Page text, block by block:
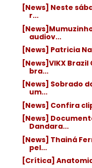
[News] Neste
r...
audiov...
[News] Patricia
[News]VIKX
bra...
[News] Sobrado
um...
[News] Confira
[News]
Dandara...
[News] Thainá
pel...
[Crítica]